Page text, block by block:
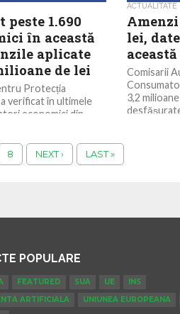
peste 1.690
în această
aplicate
de lei
Protecția
verificat în ultimele
economici din
ACTUALITATE
lei,
Comisarii
3,2
8 NEXT › LAST »
POPULARE
FEATURED SUA UE
INS
ARTIFICIALA
UNIUNEA EUROPEANA